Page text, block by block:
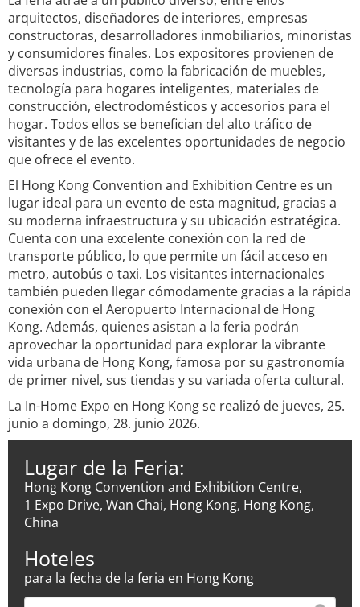
arquitectos, diseñadores de interiores, empresas
constructoras, desarrolladores inmobiliarios, minoristas
y consumidores finales. Los expositores provienen de
diversas industrias, como la fabricación de muebles,
tecnología para hogares inteligentes, materiales de
construcción, electrodomésticos y accesorios para el
hogar. Todos ellos se benefician del alto tráfico de
visitantes y de las excelentes oportunidades de negocio
que ofrece el evento.
El Hong Kong Convention and Exhibition Centre es un
lugar ideal para un evento de esta magnitud, gracias a
su moderna infraestructura y su ubicación estratégica.
Cuenta con una excelente conexión con la red de
transporte público, lo que permite un fácil acceso en
metro, autobús o taxi. Los visitantes internacionales
también pueden llegar cómodamente gracias a la rápida
conexión con el Aeropuerto Internacional de Hong
Kong. Además, quienes asistan a la feria podrán
aprovechar la oportunidad para explorar la vibrante
vida urbana de Hong Kong, famosa por su gastronomía
de primer nivel, sus tiendas y su variada oferta cultural.
La In-Home Expo en Hong Kong se realizó de jueves, 25.
junio a domingo, 28. junio 2026.
Lugar de la Feria:
Hong Kong Convention and Exhibition Centre,
1 Expo Drive, Wan Chai, Hong Kong, Hong Kong,
China
Hoteles
para la fecha de la feria en Hong Kong